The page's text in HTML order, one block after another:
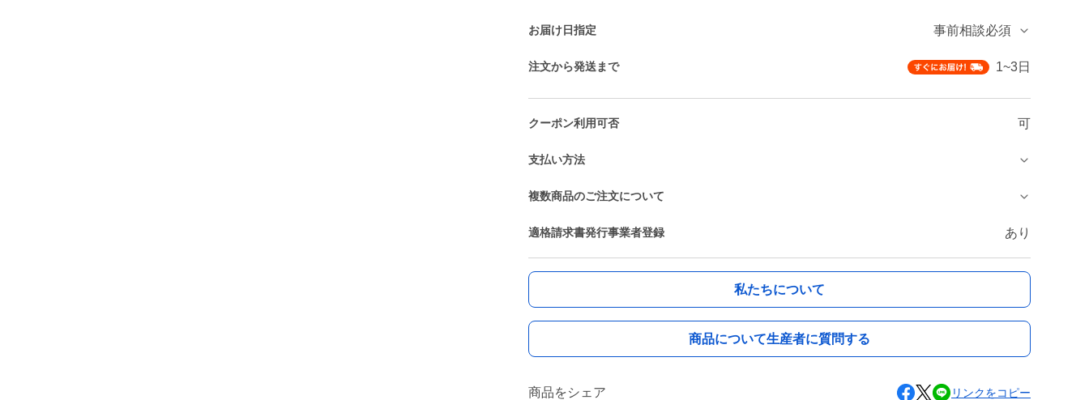
お届け日指定 事前相談必須
注文から発送まで 1~3日
クーポン利用可否 可
支払い方法
複数商品のご注文について
適格請求書発行事業者登録 あり
私たちについて
商品について生産者に質問する
商品をシェア リンクをコピー